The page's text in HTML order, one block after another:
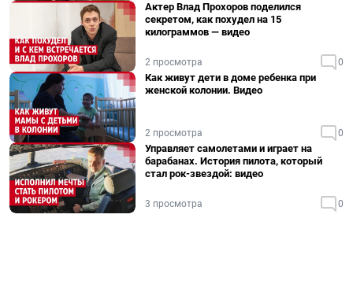
Актер Влад Прохоров поделился
секретом, как похудел на 15
килограммов — видео
2 просмотра 0
Как живут дети в доме ребенка при
женской колонии. Видео
2 просмотра 0
Управляет самолетами и играет на
барабанах. История пилота, который
стал рок-звездой: видео
3 просмотра 0